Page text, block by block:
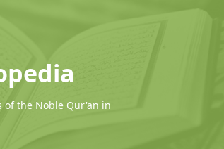
of the Noble Qur'an in